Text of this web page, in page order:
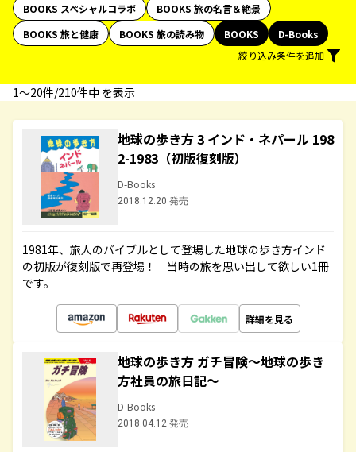
BOOKS スペシャルコラボ
BOOKS 旅の名言＆絶景
BOOKS 旅と健康
BOOKS 旅の読み物 BOOKS
D-Books
絞り込み条件を追加
1〜20件/210件中 を表示
地球の歩き方 3 インド・ネパール 198
2-1983（初版復刻版）
D-Books
2018.12.20 発売
1981年、旅人のバイブルとして登場した地球の歩き方インド
の初版が復刻版で再登場！ 当時の旅を思い出して欲しい1冊
です。
詳細を見る
地球の歩き方 ガチ冒険～地球の歩き
方社員の旅日記～
D-Books
2018.04.12 発売